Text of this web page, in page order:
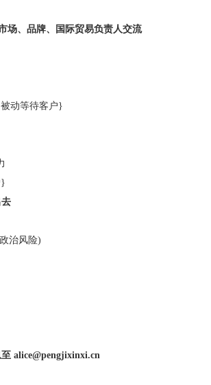
场、品牌、国际贸易负责人交流
动等待客户}
}
治风险)
至 alice@pengjixinxi.cn